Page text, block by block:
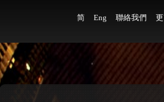
简 Eng 聯絡我們